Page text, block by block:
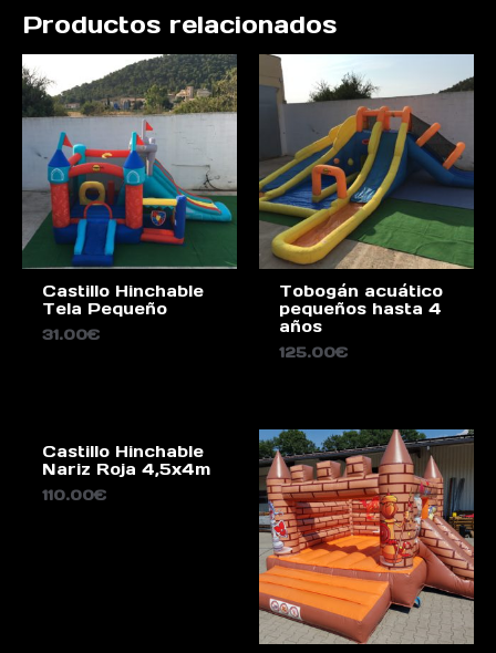
Productos relacionados
Castillo Hinchable
Tela Pequeño
31.00€
Tobogán acuático
pequeños hasta 4
años
125.00€
Castillo Hinchable
Nariz Roja 4,5x4m
110.00€